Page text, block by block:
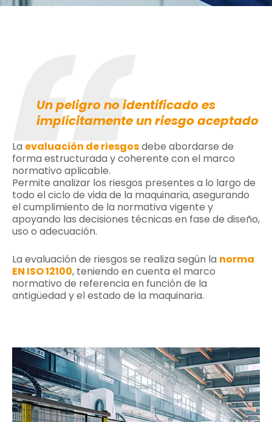
Un peligro no identificado es
implícitamente un riesgo aceptado
La evaluación de riesgosdebe abordarse de
forma estructurada y coherente con el marco
normativo aplicable.
Permite analizar los riesgos presentes a lo largo de
todo el ciclo de vida de la maquinaria, asegurando
el cumplimiento de la normativa vigente y
apoyando las decisiones técnicas en fase de diseño,
uso o adecuación.
La evaluación de riesgos se realiza según la norma
EN ISO 12100, teniendo en cuenta el marco
normativo de referencia en función de la
antigüedad y el estado de la maquinaria.